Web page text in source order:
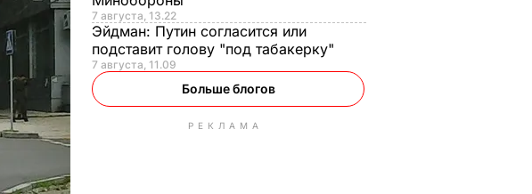
7 августа, 13.22
Эйдман: Путин согласится или
подставит голову "под табакерку"
7 августа, 11.09
Больше блогов
РЕКЛАМА